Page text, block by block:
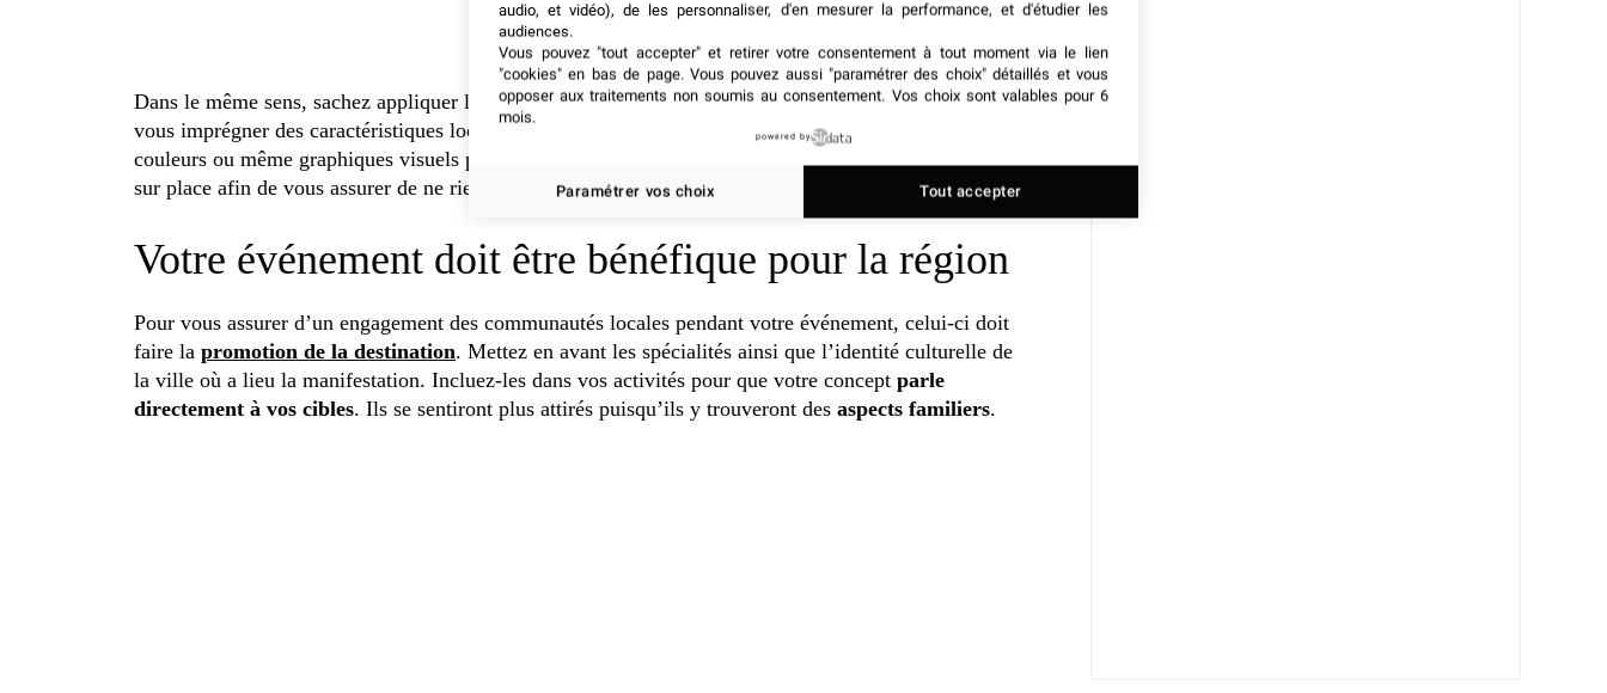
Dans le même sens, sachez appliquer les protocoles de diplomatie culturelle. Prenez le temps de
vous imprégner des caractéristiques locales de la communauté. Que faut-il éviter ? Quels termes,
couleurs ou même graphiques visuels pourraient être offensants ? N’hésitez pas à demander de l’aide
sur place afin de vous assurer de ne rien faire de travers par inadvertance ou par ignorance.
Votre événement doit être bénéfique pour la région
Pour vous assurer d’un engagement des communautés locales pendant votre événement, celui-ci doit
faire la promotion de la destination. Mettez en avant les spécialités ainsi que l’identité culturelle de
la ville où a lieu la manifestation. Incluez-les dans vos activités pour que votre concept parle
directement à vos cibles. Ils se sentiront plus attirés puisqu’ils y trouveront des aspects familiers.
audio, et vidéo), de les personnaliser, d'en mesurer la performance, et d'étudier les
audiences.
Vous pouvez "tout accepter" et retirer votre consentement à tout moment via le lien
"cookies" en bas de page. Vous pouvez aussi "paramétrer des choix" détaillés et vous
opposer aux traitements non soumis au consentement. Vos choix sont valables pour 6
mois.
powered by
Paramétrer vos choix Tout accepter